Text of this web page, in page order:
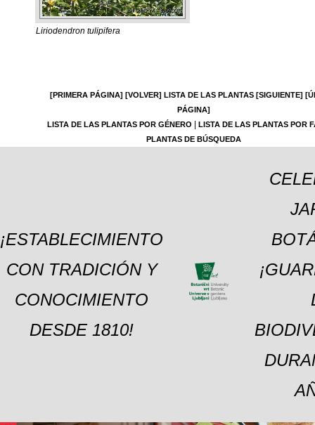
Liriodendron tulipifera
[PRIMERA PÁGINA] [VOLVER] LISTA DE LAS PLANTAS [SIGUIENTE]
PÁGINA]
LISTA DE LAS PLANTAS POR GÉNERO
LISTA DE LAS PLANTAS POR
PLANTAS DE BÚSQUEDA
¡ESTABLECIMIENTO
CON TRADICIÓN Y
CONOCIMIENTO
DESDE 1810!